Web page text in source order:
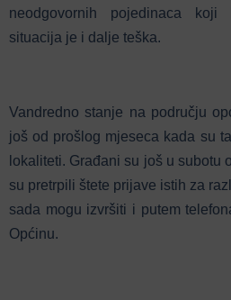
neodgovornih pojedinaca koji
situacija je i dalje teška.
Vandredno stanje na području
još od prošlog mjeseca kada su
lokaliteti. Građani su još u subotu
su pretrpili štete prijave istih za
sada mogu izvršiti i putem
Općinu.